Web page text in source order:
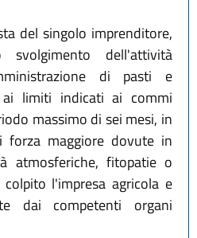
del singolo imprenditore,
dell'attività
di pasti e
limiti indicati ai commi
massimo di sei mesi, in
forza maggiore dovute in
atmosferiche, fitopatie o
l'impresa agricola e
dai competenti organi